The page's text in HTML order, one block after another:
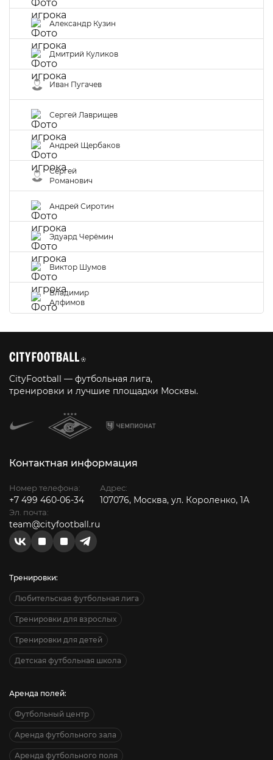
Александр Кузин
Дмитрий Куликов
Иван Пугачев
Сергей Лаврищев
Андрей Щербаков
Сергей
Романович
Андрей Сиротин
Эдуард Черёмин
Виктор Шумов
Владимир
Алфимов
CityFootball — футбольная лига,
тренировки и лучшие площадки Москвы.
Контактная информация
Номер телефона:
+7 499 460-06-34
Эл. почта:
team@cityfootball.ru
Адрес:
107076, Москва, ул. Короленко, 1А
Тренировки:
Любительская футбольная лига
Тренировки для взрослых
Тренировки для детей
Детская футбольная школа
Аренда полей:
Футбольный центр
Аренда футбольного зала
Аренда футбольного поля